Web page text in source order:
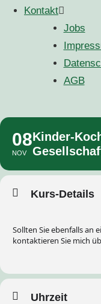
Kontakt
Jobs
AGB
08
NOV
Kinder-
Kurs-Details
Sollten Sie ebenfalls an
kontaktieren Sie mich
Uhrzeit